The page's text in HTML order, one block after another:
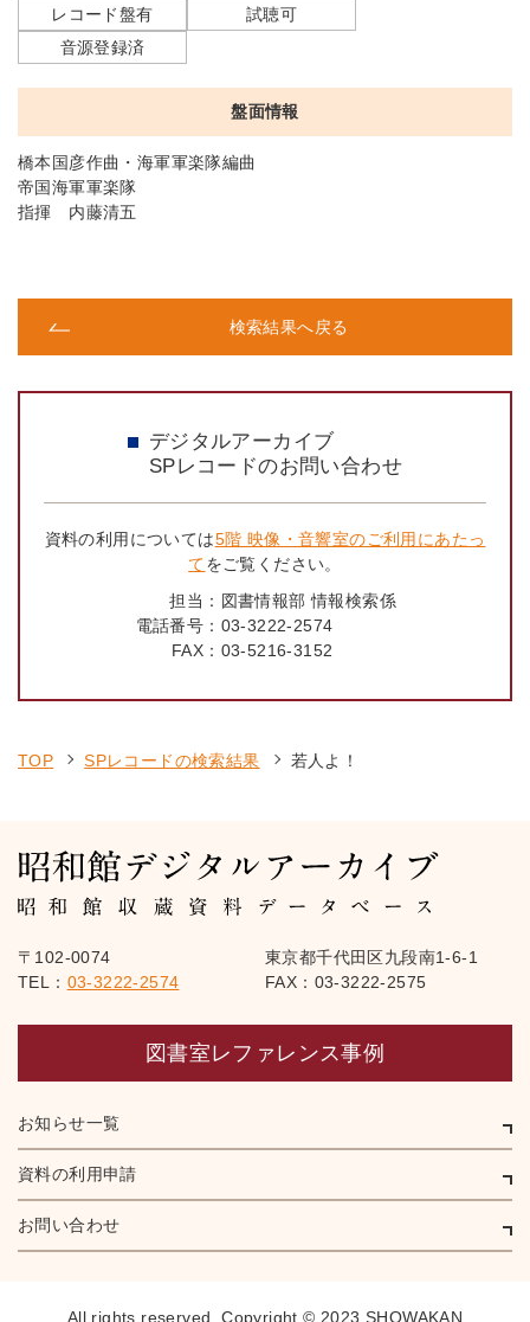
盤面情報
橋本国彦作曲・海軍軍楽隊編曲
帝国海軍軍楽隊
指揮 内藤清五
レコード盤有
試聴可
音源登録済
検索結果へ戻る
デジタルアーカイブ
SPレコードのお問い合わせ
資料の利用については5階 映像・音響室のご利用にあたっ
てをご覧ください。
担当： 図書情報部 情報検索係
電話番号： 03-3222-2574
FAX： 03-5216-3152
TOP SPレコードの検索結果 若人よ！
〒102-0074
東京都千代田区九段南1-6-1
TEL： 03-3222-2574 FAX：03-3222-2575
図書室レファレンス事例
お知らせ一覧
資料の利用申請
お問い合わせ
All rights reserved,Copyright © 2023 SHOWAKAN